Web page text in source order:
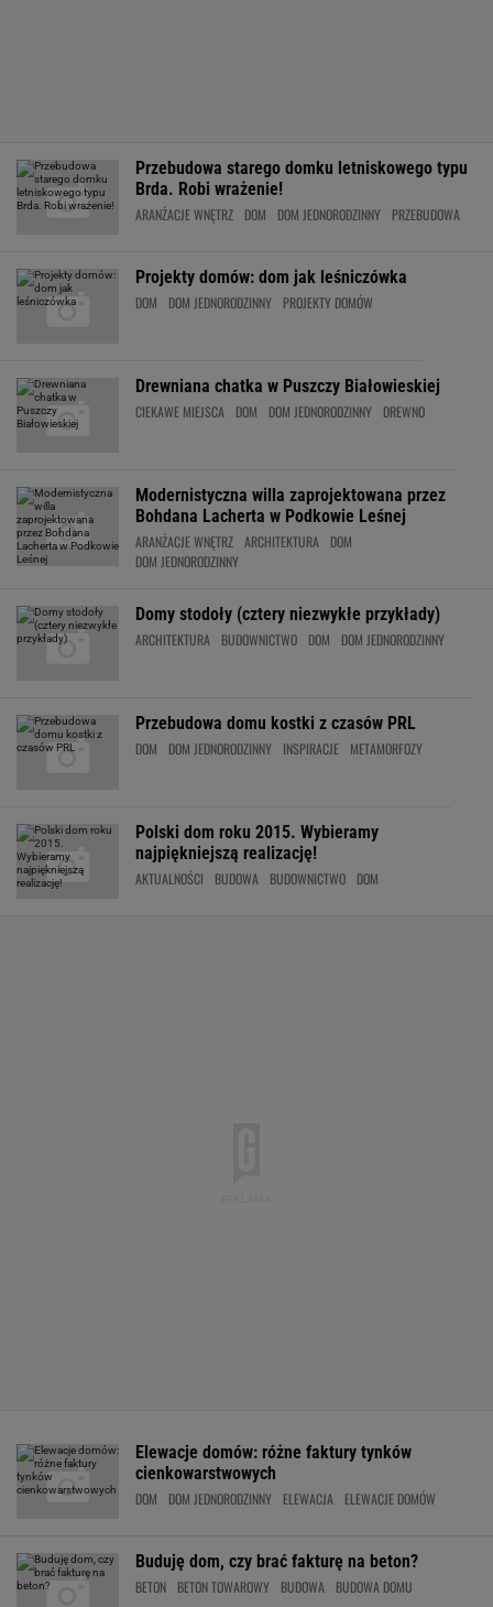
Przebudowa starego domku letniskowego typu
Brda. Robi wrażenie!
ARANŻACJE WNĘTRZ DOM DOM JEDNORODZINNY PRZEBUDOWA
Projekty domów: dom jak leśniczówka
DOM DOM JEDNORODZINNY PROJEKTY DOMÓW
Drewniana chatka w Puszczy Białowieskiej
CIEKAWE MIEJSCA DOM DOM JEDNORODZINNY DREWNO
Modernistyczna willa zaprojektowana przez
Bohdana Lacherta w Podkowie Leśnej
ARANŻACJE WNĘTRZ ARCHITEKTURA
DOM
DOM JEDNORODZINNY
Domy stodoły (cztery niezwykłe przykłady)
ARCHITEKTURA BUDOWNICTWO DOM DOM JEDNORODZINNY
Przebudowa domu kostki z czasów PRL
DOM DOM JEDNORODZINNY INSPIRACJE METAMORFOZY
Polski dom roku 2015. Wybieramy
najpiękniejszą realizację!
AKTUALNOŚCI BUDOWA BUDOWNICTWO DOM
Elewacje domów: różne faktury tynków
cienkowarstwowych
DOM DOM JEDNORODZINNY ELEWACJA ELEWACJE DOMÓW
Buduję dom, czy brać fakturę na beton?
BETON BETON TOWAROWY BUDOWA BUDOWA DOMU